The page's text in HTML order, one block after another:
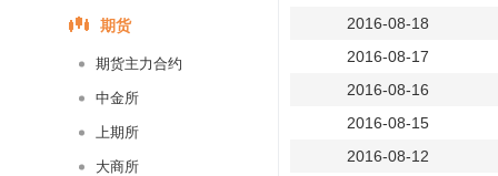
期货
期货主力合约
中金所
上期所
大商所
2016-08-18
2016-08-17
2016-08-16
2016-08-15
2016-08-12